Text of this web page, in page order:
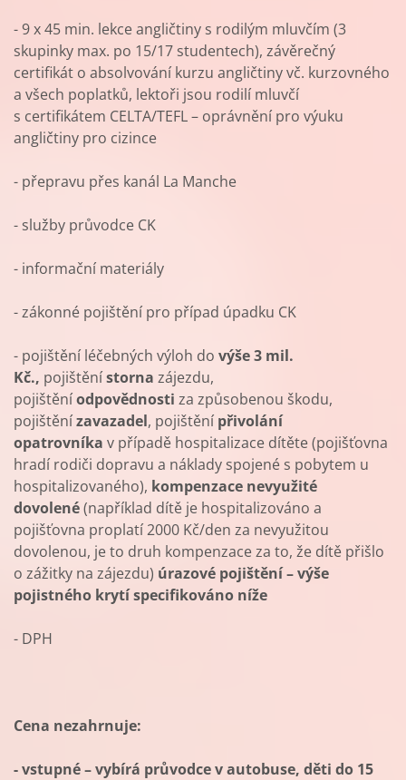
- 9 x 45 min. lekce angličtiny s rodilým mluvčím (3
skupinky max. po 15/17 studentech), závěrečný
certifikát o absolvování kurzu angličtiny vč. kurzovného
a všech poplatků, lektoři jsou rodilí mluvčí
s certifikátem CELTA/TEFL – oprávnění pro výuku
angličtiny pro cizince
- přepravu přes kanál La Manche
- služby průvodce CK
- informační materiály
- zákonné pojištění pro případ úpadku CK
- pojištění léčebných výloh do výše 3 mil.
Kč., pojištěnístorna zájezdu,
pojištěníodpovědnosti za způsobenou škodu,
pojištěnízavazadel, pojištění přivolání
opatrovníka v případě hospitalizace dítěte (pojišťovna
hradí rodiči dopravu a náklady spojené s pobytem u
hospitalizovaného), kompenzace nevyužité
dovolené(například dítě je hospitalizováno a
pojišťovna proplatí 2000 Kč/den za nevyužitou
dovolenou, je to druh kompenzace za to, že dítě přišlo
o zážitky na zájezdu) úrazové pojištění – výše
pojistného krytí specifikováno níže
- DPH
Cena nezahrnuje:
- vstupné – vybírá průvodce v autobuse, děti do 15